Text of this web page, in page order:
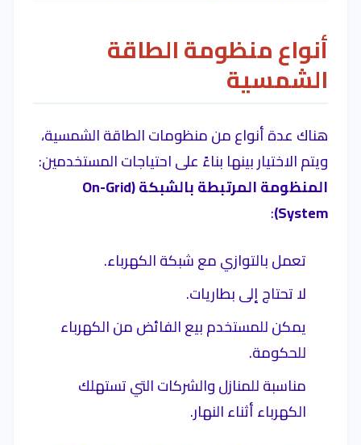
أنواع منظومة الطاقة
الشمسية
هناك عدة أنواع من منظومات الطاقة الشمسية،
ويتم الاختيار بينها بناءً على احتياجات المستخدمين:
المنظومة المرتبطة بالشبكة (On-Grid
System)
:
تعمل بالتوازي مع شبكة الكهرباء.
لا تحتاج إلى بطاريات.
يمكن للمستخدم بيع الفائض من الكهرباء
للحكومة.
مناسبة للمنازل والشركات التي تستهلك
الكهرباء أثناء النهار.